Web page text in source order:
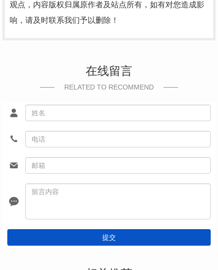
观点，内容版权归属原作者及站点所有，如有对您造成影
响，请及时联系我们予以删除！
在线留言
RELATED TO RECOMMEND
提交